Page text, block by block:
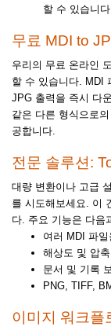
할 수 있습니
무료 MDI to
우리의 무료 온라인
할 수 있습니다. MDI
JPG 출력을 즉시 다
같은 다른 형식으로
공합니다.
전문 솔루션:
대량 변환이나 고급
를 시도해보세요. 이
다. 주요 기능은 다음
여러 MDI 파
해상도 및 압
문서 및 기록
PNG, TIFF,
이미지 워크플